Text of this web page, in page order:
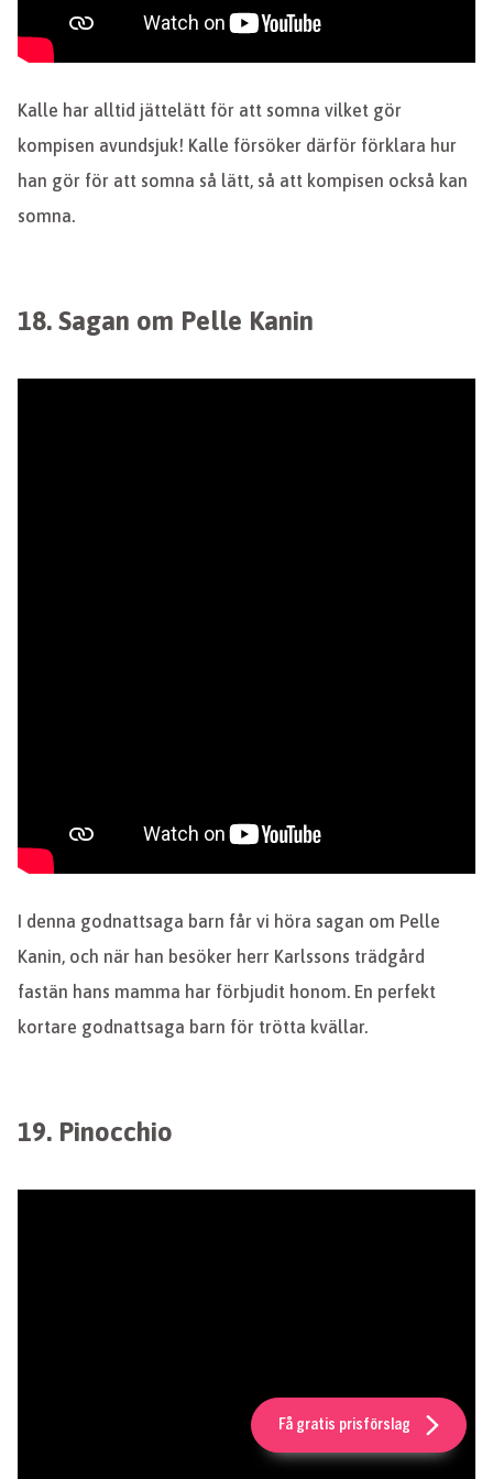
Kalle har alltid jättelätt för att somna vilket gör
kompisen avundsjuk! Kalle försöker därför förklara hur
han gör för att somna så lätt, så att kompisen också kan
somna.
18. Sagan om Pelle Kanin
I denna godnattsaga barn får vi höra sagan om Pelle
Kanin, och när han besöker herr Karlssons trädgård
fastän hans mamma har förbjudit honom. En perfekt
kortare godnattsaga barn för trötta kvällar.
19. Pinocchio
Få gratis prisförslag